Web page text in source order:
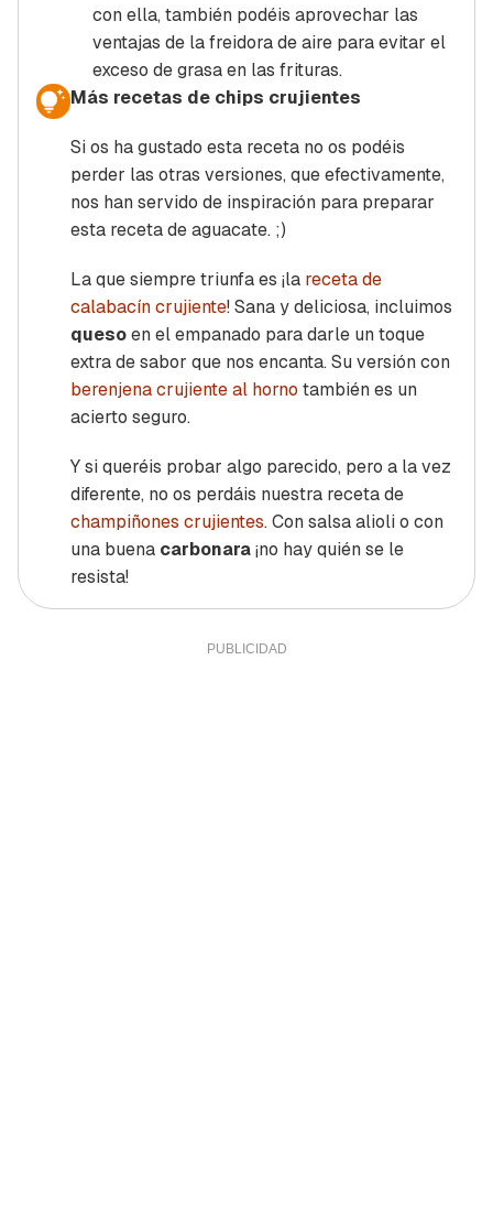
con ella, también podéis aprovechar las
ventajas de la freidora de aire para evitar el
exceso de grasa en las frituras.
Más recetas de chips crujientes
Si os ha gustado esta receta no os podéis
perder las otras versiones, que efectivamente,
nos han servido de inspiración para preparar
esta receta de aguacate. ;)
La que siempre triunfa es ¡la receta de
calabacín crujiente! Sana y deliciosa, incluimos
quesoen el empanado para darle un toque
extra de sabor que nos encanta. Su versión con
berenjena crujiente al horno también es un
acierto seguro.
Y si queréis probar algo parecido, pero a la vez
diferente, no os perdáis nuestra receta de
champiñones crujientes. Con salsa alioli o con
una buena carbonara¡no hay quién se le
resista!